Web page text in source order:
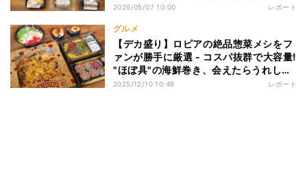
2026/05/07 10:00 レポート
グルメ
【デカ盛り】ロピアの絶品惣菜メシをフ
ァンが勝手に厳選 - コスパ抜群で大容量!
"ほぼ具"の海鮮巻き、会えたらうれしい
名物おにぎり、脅威の836gソーキそば
2025/12/10 10:48 レポート